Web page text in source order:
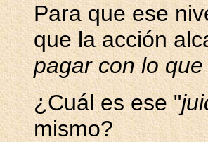
Para que ese
que la acción
pagar con lo
¿Cuál es ese "
mismo?